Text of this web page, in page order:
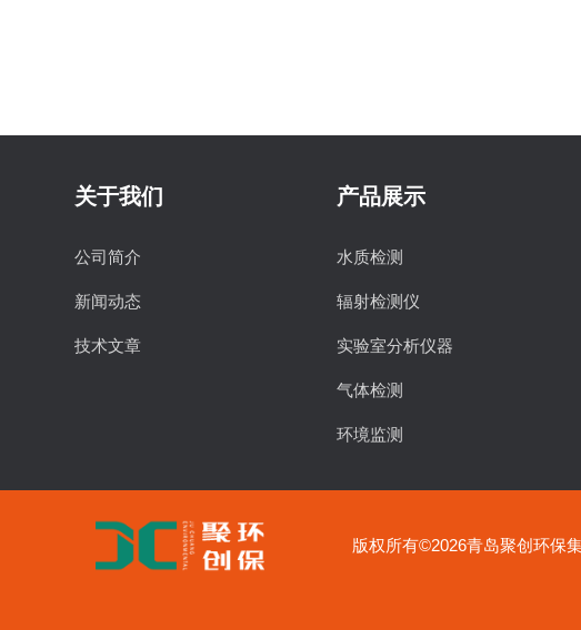
关于我们
公司简介
新闻动态
技术文章
产品展示
水质检测
辐射检测仪
实验室分析仪器
气体检测
环境监测
版权所有©2026青岛聚创环保